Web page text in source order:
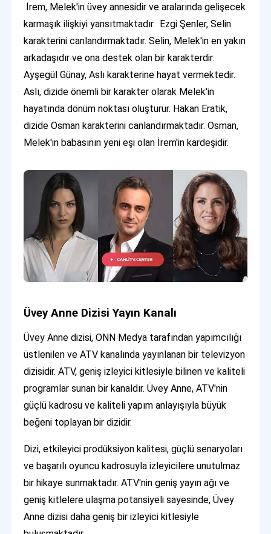
İrem, Melek'in üvey annesidir ve aralarında gelişecek
karmaşık ilişkiyi yansıtmaktadır. Ezgi Şenler, Selin
karakterini canlandırmaktadır. Selin, Melek'in en yakın
arkadaşıdır ve ona destek olan bir karakterdir.
Ayşegül Günay, Aslı karakterine hayat vermektedir.
Aslı, dizide önemli bir karakter olarak Melek'in
hayatında dönüm noktası oluşturur. Hakan Eratik,
dizide Osman karakterini canlandırmaktadır. Osman,
Melek'in babasının yeni eşi olan İrem'in kardeşidir.
Üvey Anne Dizisi Yayın Kanalı
Üvey Anne dizisi, ONN Medya tarafından yapımcılığı
üstlenilen ve ATV kanalında yayınlanan bir televizyon
dizisidir. ATV, geniş izleyici kitlesiyle bilinen ve kaliteli
programlar sunan bir kanaldır. Üvey Anne, ATV'nin
güçlü kadrosu ve kaliteli yapım anlayışıyla büyük
beğeni toplayan bir dizidir.
Dizi, etkileyici prodüksiyon kalitesi, güçlü senaryoları
ve başarılı oyuncu kadrosuyla izleyicilere unutulmaz
bir hikaye sunmaktadır. ATV'nin geniş yayın ağı ve
geniş kitlelere ulaşma potansiyeli sayesinde, Üvey
Anne dizisi daha geniş bir izleyici kitlesiyle